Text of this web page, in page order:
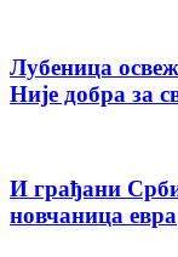
Лубеница
Није добра за
И грађани
новчаница евра